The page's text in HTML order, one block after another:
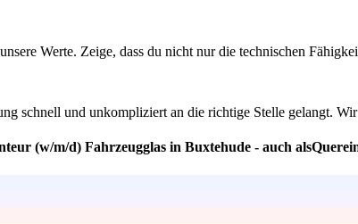
Werte. Zeige, dass du nicht nur die technischen
schnell und unkompliziert an die richtige Stelle gelangt.
(w/m/d) Fahrzeugglas in Buxtehude - auch